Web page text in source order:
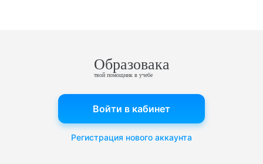
Образовака
твой помощник в учебе
Войти в кабинет
Регистрация нового аккаунта